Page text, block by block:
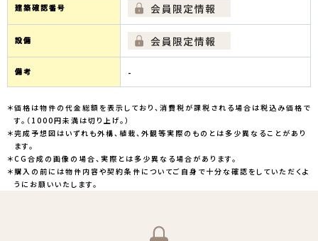
建築確認番号
設備
備考 -
＊価格は物件の代金総額を表示しており、消費税が課税される場合は税込み価格で
す。（1000円未満は切り上げ。）
＊完成予想図はいずれも外構、植栽、外観等実際のものとは多少異なることがあり
ます。
＊CG合成の画像の場合、実際とは多少異なる場合があります。
＊購入の前には物件内容や契約条件についてご自身で十分な確認をしていただくよ
うにお願いいたします。